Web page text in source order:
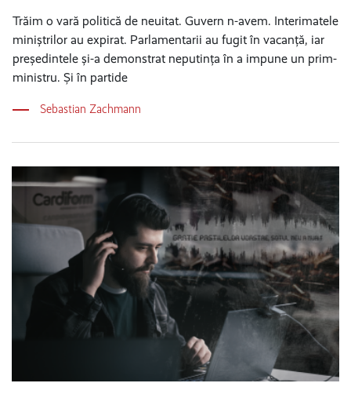
Trăim o vară politică de neuitat. Guvern n-avem. Interimatele
miniștrilor au expirat. Parlamentarii au fugit în vacanță, iar
președintele și-a demonstrat neputința în a impune un prim-
ministru. Și în partide
Sebastian Zachmann